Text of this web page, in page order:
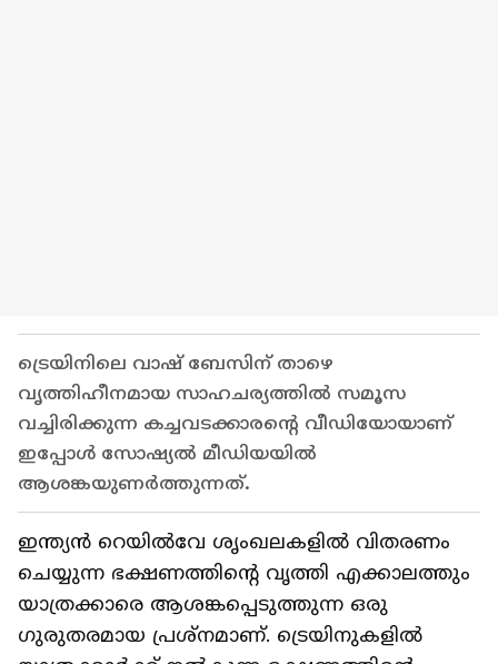
ട്രെയിനിലെ വാഷ് ബേസിന് താഴെ
വൃത്തിഹീനമായ സാഹചര്യത്തിൽ സമൂസ
വച്ചിരിക്കുന്ന കച്ചവടക്കാരന്റെ വീഡിയോയാണ്
ഇപ്പോള്‍ സോഷ്യൽ മീഡിയയിൽ
ആശങ്കയുണർത്തുന്നത്.
ഇന്ത്യൻ റെയിൽവേ ശൃംഖലകളിൽ വിതരണം
ചെയ്യുന്ന ഭക്ഷണത്തിന്റെ വൃത്തി എക്കാലത്തും
യാത്രക്കാരെ ആശങ്കപ്പെടുത്തുന്ന ഒരു
ഗുരുതരമായ പ്രശ്നമാണ്. ട്രെയിനുകളിൽ